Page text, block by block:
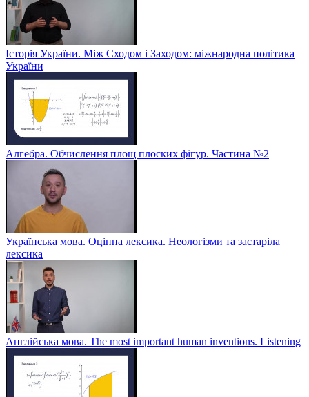
Історія України. Між Сходом і Заходом: міжнародна політика
України
Алгебра. Обчислення площ плоских фігур. Частина №2
Українська мова. Оцінна лексика. Неологізми та застаріла
лексика
Англійська мова. The most important human inventions. Listening